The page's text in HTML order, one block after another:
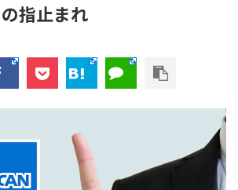
指止まれ